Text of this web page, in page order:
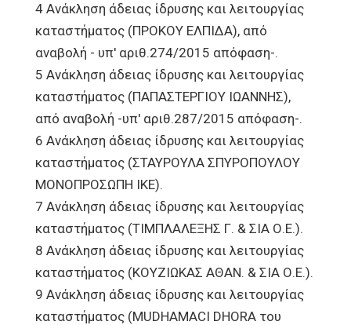
4 Ανάκληση άδειας ίδρυσης και λειτουργίας
καταστήματος (ΠΡΟΚΟΥ ΕΛΠΙΔΑ), από
αναβολή - υπ' αριθ.274/2015 απόφαση-.
5 Ανάκληση άδειας ίδρυσης και λειτουργίας
καταστήματος (ΠΑΠΑΣΤΕΡΓΙΟΥ ΙΩΑΝΝΗΣ),
από αναβολή -υπ' αριθ.287/2015 απόφαση-.
6 Ανάκληση άδειας ίδρυσης και λειτουργίας
καταστήματος (ΣΤΑΥΡΟΥΛΑ ΣΠΥΡΟΠΟΥΛΟΥ
ΜΟΝΟΠΡΟΣΩΠΗ ΙΚΕ).
7 Ανάκληση άδειας ίδρυσης και λειτουργίας
καταστήματος (ΤΙΜΠΛΑΛΕΞΗΣ Γ. & ΣΙΑ Ο.Ε.).
8 Ανάκληση άδειας ίδρυσης και λειτουργίας
καταστήματος (ΚΟΥΖΙΩΚΑΣ ΑΘΑΝ. & ΣΙΑ Ο.Ε.).
9 Ανάκληση άδειας ίδρυσης και λειτουργίας
καταστήματος (MUDHAMACI DHORA του